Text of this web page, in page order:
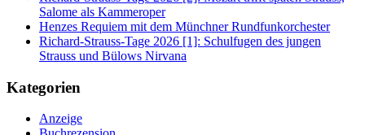
Salome als Kammeroper
Henzes Requiem mit dem Münchner Rundfunkorchester
Richard-Strauss-Tage 2026 [1]: Schulfugen des jungen
Strauss und Bülows Nirvana
Kategorien
Anzeige